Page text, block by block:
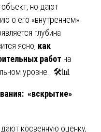
но дают
о его «внутреннем»
глубина
ясно, как
работ на
уровне. 🛠️📊
«вскрытие»
косвенную оценку,